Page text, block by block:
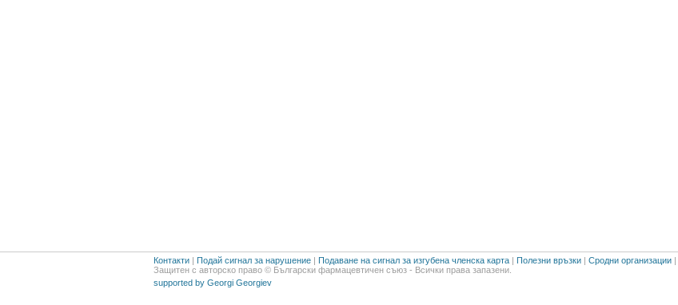
Контакти | Подай сигнал за нарушение | Подаване на сигнал за изгубена членска карта | Полезни връзки | Сродни организации |
Защитен с авторско право © Български фармацевтичен съюз - Всички права запазени.
supported by Georgi Georgiev